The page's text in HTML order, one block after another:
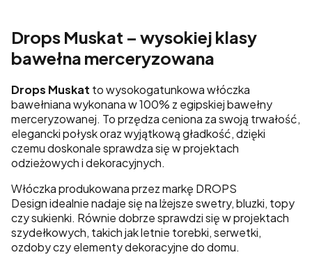
Drops Muskat – wysokiej klasy
bawełna merceryzowana
Drops Muskat to wysokogatunkowa włóczka
bawełniana wykonana w 100% z egipskiej bawełny
merceryzowanej. To przędza ceniona za swoją trwałość,
elegancki połysk oraz wyjątkową gładkość, dzięki
czemu doskonale sprawdza się w projektach
odzieżowych i dekoracyjnych.
Włóczka produkowana przez markę DROPS
Designidealnie nadaje się na lżejsze swetry, bluzki, topy
czy sukienki. Równie dobrze sprawdzi się w projektach
szydełkowych, takich jak letnie torebki, serwetki,
ozdoby czy elementy dekoracyjne do domu.